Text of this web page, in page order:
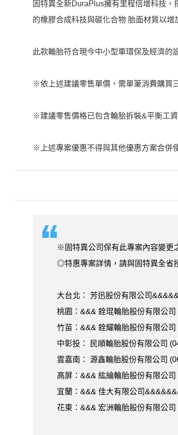
固特異全新DuraPlus擁有里程倍增科技
的橡膠合成科技與碳化合物 胎面材質以增
此款輪胎符合現今中小型車環保及經濟的
※依上述建議零售單價，需單筆消費購買
※建議零售價格已包含輪胎拆裝&平衡工
※上述專案優惠不得與其他優惠方案合併
※固特異公司保有此專案內容變更
◎特惠專案詳情，請與固特異全省
大台北： 芳迅股份有限公司
桃園：&&& 銓琨輪胎股份有限公
竹苗：&&& 銓耀輪胎股份有限公
中彰投： 民順輪胎股份有限公司
雲嘉南： 源鑫輪胎股份有限公司
高屏：&&& 紘綸輪胎股份有限公
宜蘭：&&& 佳大有限公司
花東：&&& 宏洲輪胎股份有限公司